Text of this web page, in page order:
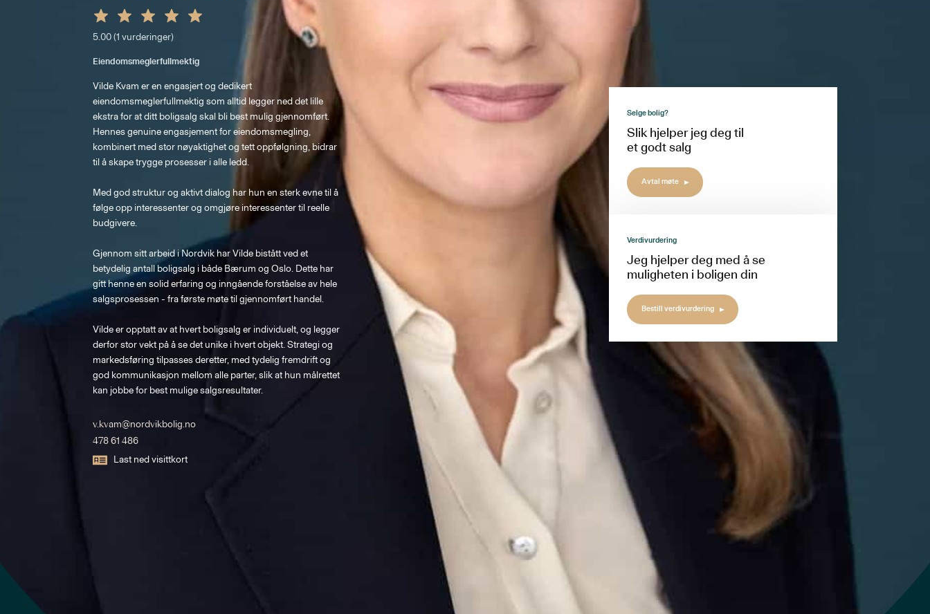
5.00 (1 vurderinger)
Eiendomsmeglerfullmektig
Vilde Kvam er en engasjert og dedikert
eiendomsmeglerfullmektig som alltid legger ned det lille
ekstra for at ditt boligsalg skal bli best mulig gjennomført.
Hennes genuine engasjement for eiendomsmegling,
kombinert med stor nøyaktighet og tett oppfølgning, bidrar
til å skape trygge prosesser i alle ledd.
Med god struktur og aktivt dialog har hun en sterk evne til å
følge opp interessenter og omgjøre interessenter til reelle
budgivere.
Gjennom sitt arbeid i Nordvik har Vilde bistått ved et
betydelig antall boligsalg i både Bærum og Oslo. Dette har
gitt henne en solid erfaring og inngående forståelse av hele
salgsprosessen - fra første møte til gjennomført handel.
Vilde er opptatt av at hvert boligsalg er individuelt, og legger
derfor stor vekt på å se det unike i hvert objekt. Strategi og
markedsføring tilpasses deretter, med tydelig fremdrift og
god kommunikasjon mellom alle parter, slik at hun målrettet
kan jobbe for best mulige salgsresultater.
v.kvam@nordvikbolig.no
478 61 486
Last ned visittkort
Selge bolig?
Slik hjelper jeg deg til
et godt salg
Avtal møte
Verdivurdering
Jeg hjelper deg med å se
muligheten i boligen din
Bestill verdivurdering